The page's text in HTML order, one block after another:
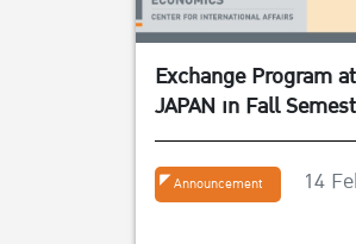
Exchange Program
JAPAN in Fall
Announcement 14